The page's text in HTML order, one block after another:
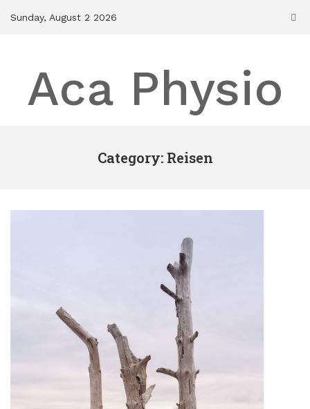
Sunday, August 2 2026
Aca Physio
Category: Reisen